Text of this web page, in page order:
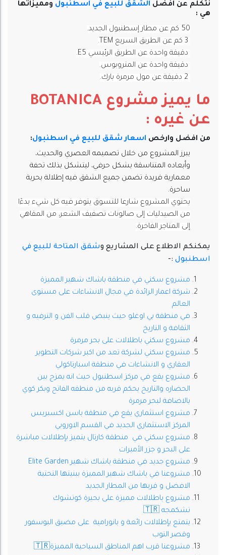
نتكلم عن افضل الشقق للبيع في اسطنبول ومميزاتها
هي :
50 كم عن
مطار إسطنبول الجديد.
TEM
.
دقيقة واحدة عن الطريق الرئيسي E5
.
دقيقة واحدة عن المتروبوس.
مرمرة بارك.
ما يميز مشروع BOTANICA
عن غيره :
من افضل وارخص اسعار شقق للبيع في اسطنبول:
يبرز المشروع من خلال تصميمه العصري والحديث،
وأبعاده المتناسقة بشكل حرفي، ليتشكل بذلك تحفة
معمارية فريدة تضمن جميع الشقق فيه إطلالة بحرية
ساحرة.
يحتوي المشروع شارعا للتسوق يتوفر فيه كل شيء بدءًا
من الصيدليات إلى صالونات تصفيف الشعر، من المقاهي
إلى المتاجر الفاخرة.
يمكنكم الاطلاع على المشاريع وشقق المتاحة للبيع في
اسطنبول :-
مشروع سكني في منطقة باشاك شهير المميزة
شركة اعمار الرائدة في مجال الانشاءات على مستوى
العالم
في منطقة بي اوغلو حيث ينبض قلب الفن و الترفيه و
الثقافة و التاريخ
مشروع سكني باطلالات على بحر مرمرة
مشروع سكني لشركة تعد من اكبر شركات التطوير
العقاري و الانشاءات في منطقة اسبارتاكولي
مشروع يقع في مركز اسطنبول حيث انه يمزج بين
الحضاره والتاريخ بحكم قربه من منطقه الفاتح وبكر كوي
بالاضافة لبحر مرمرة
مشروع استثماري يقع في منطقة باسن اكسبريس
المركز الاستثماري الجديد في القسم الاوروبي
مشروع سكني في منطقة كارتال يتميز بإطلالات مباشرة
على البحر و جزر الأميرات
مشروع جديد في منطقة باشاك شهير Elite Garden
مشروعنا في باشاك شهير المميزة ببنيتها التحتية
الافضل و قربها من المطار الجديد
مشروع باطلالات مميزة على بحيرة كوتشوك
تشكمجه 🇹🇷
يتمتع بإطلالات رائعة و بانورامية على مضيق البوسفور
وقصر التوب
مشروعنا قرب اهم المناطق السياحية المميزة🇹🇷